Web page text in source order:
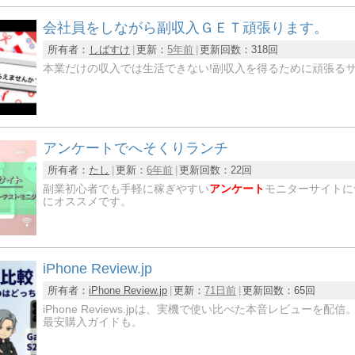
会社員をしながら副収入ＧＥＴ頑張ります。
所有者： しばすけ 更新：5年前 更新回数：318回
本業だけの収入では生活できない!副収入を得るために頑張る
アンケートでへそくりランチ
所有者： たし 更新：6年前 更新回数：22回
副業初心者でも手軽に稼ぎやすいアンケート モニターサイト
にオススメです。
iPhone Review.jp
所有者： iPhone Review.jp 更新：71日前 更新回数：65回
iPhone Reviews.jpは、実機で使い比べた本音レビューを配信
最安購入ガイドも。